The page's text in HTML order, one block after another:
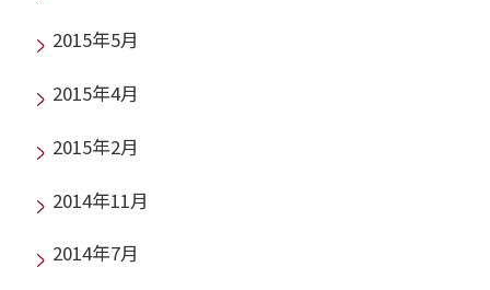
2015年5月
2015年4月
2015年2月
2014年11月
2014年7月